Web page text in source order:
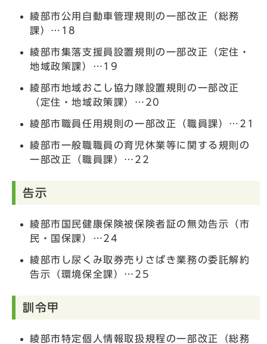
綾部市公用自動車管理規則の一部改正（総務
課）…18
綾部市集落支援員設置規則の一部改正（定住・
地域政策課）…19
綾部市地域おこし協力隊設置規則の一部改正
（定住・地域政策課）…20
綾部市職員任用規則の一部改正（職員課）…21
綾部市一般職職員の育児休業等に関する規則の
一部改正（職員課）…22
告示
綾部市国民健康保険被保険者証の無効告示（市
民・国保課）…24
綾部市し尿くみ取券売りさばき業務の委託解約
告示（環境保全課）…25
訓令甲
綾部市特定個人情報取扱規程の一部改正（総務